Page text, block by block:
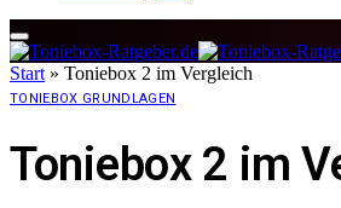
Start » Toniebox 2 im Vergleich
TONIEBOX GRUNDLAGEN
Toniebox 2 im